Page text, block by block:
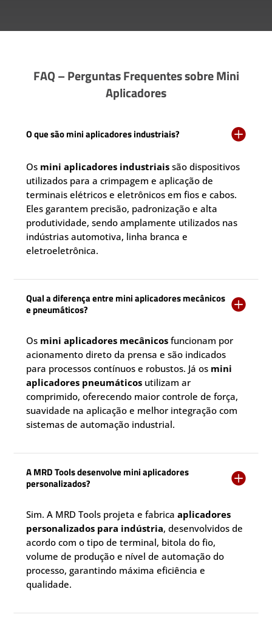
FAQ – Perguntas Frequentes sobre Mini
Aplicadores
O que são mini aplicadores industriais? 
Os mini aplicadores industriais são dispositivos
utilizados para a crimpagem e aplicação de
terminais elétricos e eletrônicos em fios e cabos.
Eles garantem precisão, padronização e alta
produtividade, sendo amplamente utilizados nas
indústrias automotiva, linha branca e
eletroeletrônica.
Qual a diferença entre mini aplicadores mecânicos
e pneumáticos?

Os mini aplicadores mecânicos funcionam por
acionamento direto da prensa e são indicados
para processos contínuos e robustos. Já os mini
aplicadores pneumáticos utilizam ar
comprimido, oferecendo maior controle de força,
suavidade na aplicação e melhor integração com
sistemas de automação industrial.
A MRD Tools desenvolve mini aplicadores
personalizados?

Sim. A MRD Tools projeta e fabricaaplicadores
personalizados para indústria, desenvolvidos de
acordo com o tipo de terminal, bitola do fio,
volume de produção e nível de automação do
processo, garantindo máxima eficiência e
qualidade.